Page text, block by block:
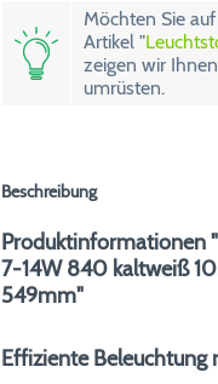
Möchten Sie
Artikel "
zeigen wir
umrüsten.
Beschreibung
Produktinformationen
7-14W 840 kaltweiß
549mm"
Effiziente Beleuchtung